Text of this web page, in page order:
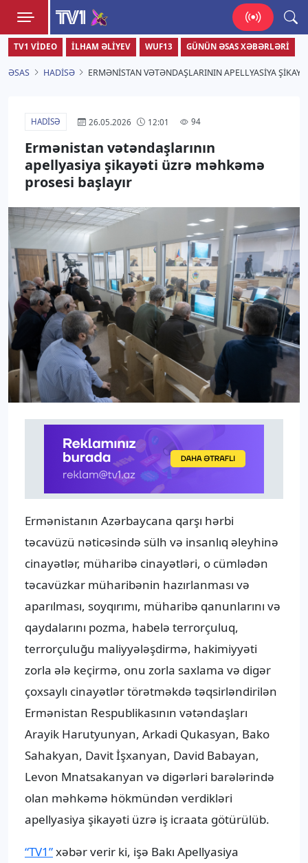
TV1
Zamanı bizimlə yaşa!
TV1 VIDEO İLHAM ƏLIYEV WUF13 GÜNÜN ƏSAS XƏBƏRLƏRI
ƏSAS HADISƏ ERMƏNISTAN VƏTƏNDAŞLARININ APELLYASIYA
HADISƏ 26.05.2026 12:01 94
Ermənistan vətəndaşlarının
apellyasiya şikayəti üzrə məhkəmə
prosesi başlayır
Ermənistanın Azərbaycana qarşı hərbi
təcavüzü nəticəsində sülh və insanlıq əleyhinə
cinayətlər, müharibə cinayətləri, o cümlədən
təcavüzkar müharibənin hazırlanması və
aparılması, soyqırımı, müharibə qanunlarını və
qaydalarını pozma, habelə terrorçuluq,
terrorçuluğu maliyyələşdirmə, hakimiyyəti
zorla ələ keçirmə, onu zorla saxlama və digər
çoxsaylı cinayətlər törətməkdə təqsirləndirilən
Ermənistan Respublikasının vətəndaşları
Arayik Harutyunyan, Arkadi Qukasyan, Bako
Sahakyan, Davit İşxanyan, David Babayan,
Levon Mnatsakanyan və digərləri barələrində
olan məhkəmə hökmündən verdikləri
apellyasiya şikayəti üzrə iş icraata götürülüb.
“TV1”xəbər verir ki, işə Bakı Apellyasiya